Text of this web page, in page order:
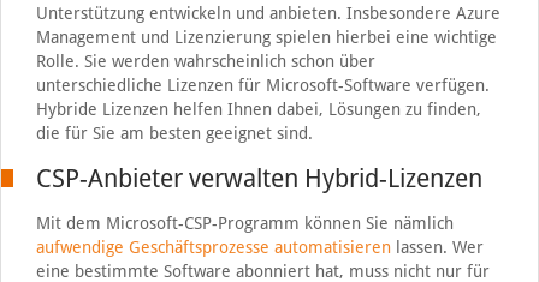
Unterstützung entwickeln und anbieten. Insbesondere Azure
Management und Lizenzierung spielen hierbei eine wichtige
Rolle. Sie werden wahrscheinlich schon über
unterschiedliche Lizenzen für Microsoft-Software verfügen.
Hybride Lizenzen helfen Ihnen dabei, Lösungen zu finden,
die für Sie am besten geeignet sind.
CSP-Anbieter verwalten Hybrid-Lizenzen
Mit dem Microsoft-CSP-Programm können Sie nämlich
aufwendige Geschäftsprozesse automatisierenlassen. Wer
eine bestimmte Software abonniert hat, muss nicht nur für